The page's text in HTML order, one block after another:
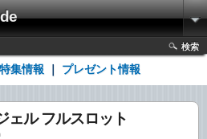
検索
特集情報 プレゼント情報
ェル フルスロット